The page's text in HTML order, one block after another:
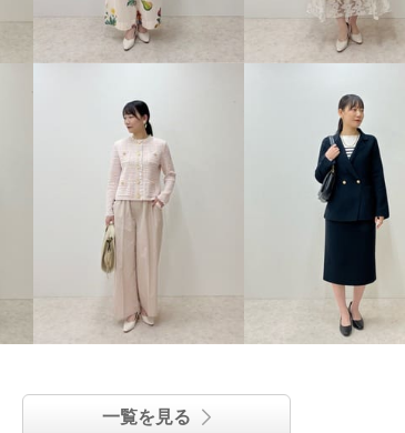
一覧を見る